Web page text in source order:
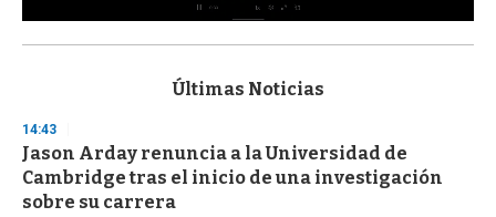
s
d
s
o
f
3
Últimas Noticias
14:43
Jason Arday renuncia a la Universidad de
Cambridge tras el inicio de una investigación
sobre su carrera